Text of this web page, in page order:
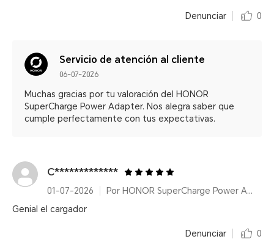
Denunciar 0
Servicio de atención al cliente
06-07-2026
Muchas gracias por tu valoración del HONOR
SuperCharge Power Adapter. Nos alegra saber que
cumple perfectamente con tus expectativas.
C*************
01-07-2026
Por HONOR SuperCharge Power Adapter (Max 66W) White
Genial el cargador
Denunciar 0